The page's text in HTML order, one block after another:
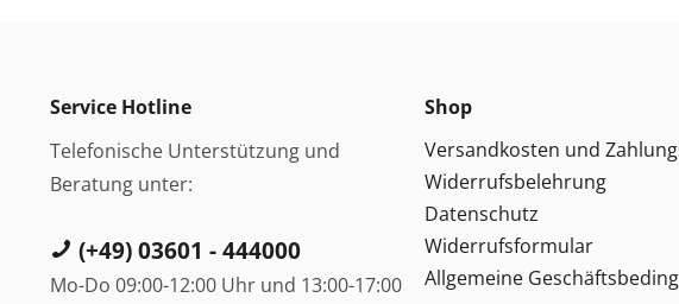
Service Hotline
Telefonische Unterstützung und
Beratung unter:
(+49) 03601 - 444000
Mo-Do 09:00-12:00 Uhr und 13:00-17:00
Shop
Versandkosten und
Widerrufsbelehrung
Datenschutz
Widerrufsformular
Allgemeine